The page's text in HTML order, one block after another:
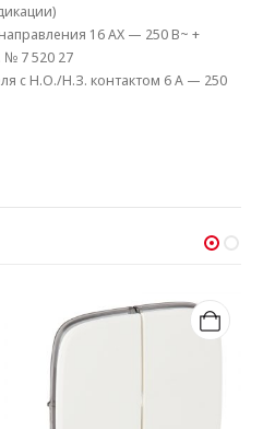
16 AX — 250 В~ +
№ 7 520 27
с Н.О./Н.З. контактом 6 A — 250